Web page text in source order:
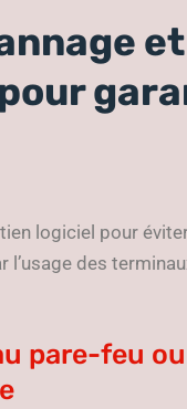
logiciel pour
des
pare-feu